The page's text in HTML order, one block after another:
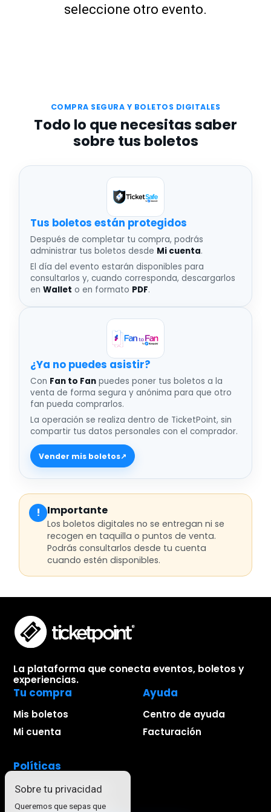
Sobre tu privacidad
Queremos que sepas que
seleccione otro evento.
COMPRA SEGURA Y BOLETOS DIGITALES
Todo lo que necesitas saber
sobre tus boletos
Tus boletos están protegidos
Después de completar tu compra, podrás
administrar tus boletos desde Mi cuenta.
El día del evento estarán disponibles para
consultarlos y, cuando corresponda, descargarlos
en Wallet o en formato PDF.
¿Ya no puedes asistir
Con Fan to Fan puedes poner tus boletos a la
venta de forma segura y anónima para que otro
fan pueda comprarlos.
La operación se realiza dentro de TicketPoint, sin
compartir tus datos personales con el comprador.
Vender mis boletos↗
! Importante
Los boletos digitales no se entregan ni se
recogen en taquilla o puntos de venta.
Podrás consultarlos desde tu cuenta
cuando estén disponibles.
La plataforma que conecta eventos, boletos y
experiencias.
Tu compra
Mis boletos
Mi cuenta
Ayuda
Centro de ayuda
Facturación
Políticas
Aviso de privacidad
Términos de compra